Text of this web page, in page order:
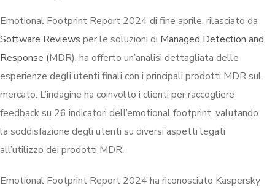
Emotional Footprint Report 2024 di fine aprile, rilasciato da
Software Reviews per le soluzioni di Managed Detection and
Response (MDR), ha offerto un’analisi dettagliata delle
esperienze degli utenti finali con i principali prodotti MDR sul
mercato. L’indagine ha coinvolto i clienti per raccogliere
feedback su 26 indicatori dell’emotional footprint, valutando
la soddisfazione degli utenti su diversi aspetti legati
all’utilizzo dei prodotti MDR.
Emotional Footprint Report 2024 ha riconosciuto Kaspersky